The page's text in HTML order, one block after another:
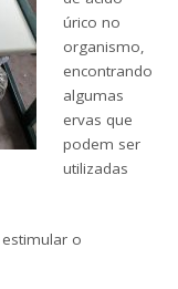
úrico no
organismo,
encontrando
algumas
ervas que
podem ser
utilizadas
o